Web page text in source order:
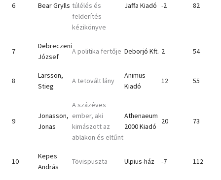
6 Bear Grylls túlélés és
felderítés
kézikönyve
Jaffa Kiadó -2 82
7
Debreczeni
József
A politika fertője Deborjó Kft. 2 54
8
Larsson,
Stieg
A tetovált lány
Animus
Kiadó
12 55
9
Jonasson,
Jonas
A százéves
ember, aki
kimászott az
ablakon és eltűnt
Athenaeum
2000 Kiadó
20 73
10
Kepes
András
Tövispuszta Ulpius-ház -7 112